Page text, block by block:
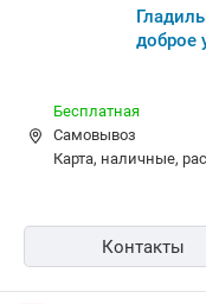
доброе
Бесплатная
Самовывоз
карта, наличные,
Контакты